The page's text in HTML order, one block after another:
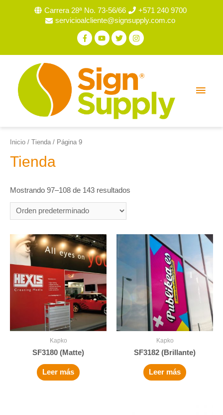
Carrera 28ª No. 73-56/66
+571 240 9700
servicioalcliente@signsupply.com.co
Inicio / Tienda / Página 9
Tienda
Mostrando 97–108 de 143 resultados
Kapko
SF3180 (Matte)
Leer más
Kapko
SF3182 (Brillante)
Leer más